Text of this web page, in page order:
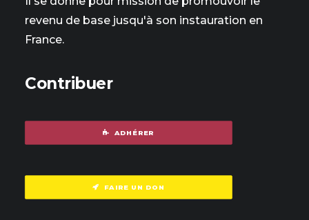
revenu de base jusqu'à son instauration en
France.
Contribuer
ADHÉRER
FAIRE UN DON